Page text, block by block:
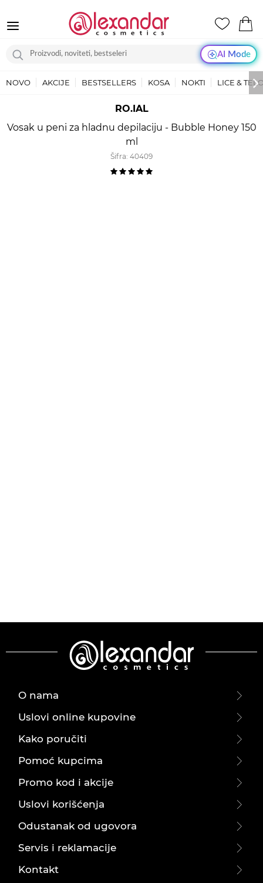
AI Mode
NOVO AKCIJE BESTSELLERS KOSA NOKTI LICE &
RO.IAL
Vosak u peni za hladnu depilaciju - Bubble Honey 150
ml
Šifra: 40409
O nama
Uslovi online kupovine
Kako poručiti
Pomoć kupcima
Promo kod i akcije
Uslovi korišćenja
Odustanak od ugovora
Servis i reklamacije
Kontakt